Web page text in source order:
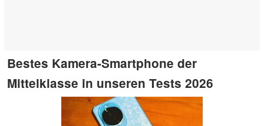
Bestes Kamera-Smartphone der
Mittelklasse in unseren Tests 2026